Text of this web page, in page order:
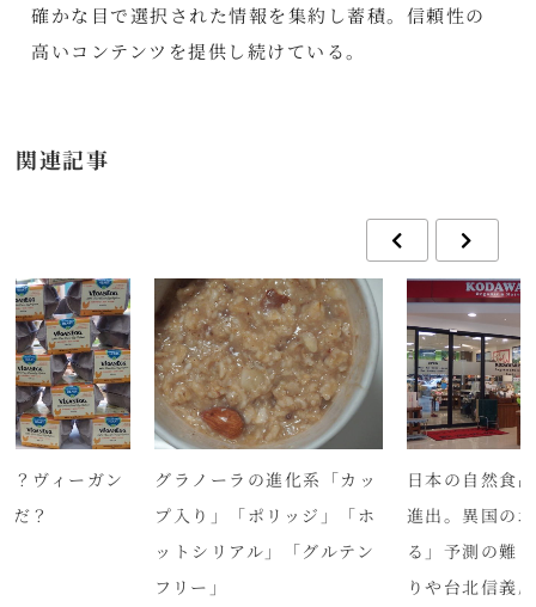
確かな目で選択された情報を集約し蓄積。信頼性の
高いコンテンツを提供し続けている。
関連記事
？ヴィーガン
だ？
グラノーラの進化系「カッ
プ入り」「ポリッジ」「ホ
ットシリアル」「グルテン
フリー」
日本の自然食
進出。異国の
る」予測の難
りや台北信義